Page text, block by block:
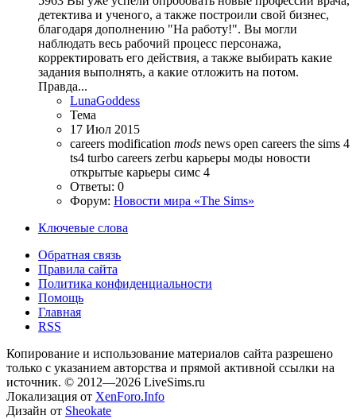
детектива и ученого, а также построили свой бизнес,
благодаря дополнению "На работу!". Вы могли
наблюдать весь рабочий процесс персонажа,
корректировать его действия, а также выбирать какие
задания выполнять, а какие отложить на потом.
Правда...
LunaGoddess
Тема
17 Июл 2015
careers modification mods news open careers the sims 4
ts4 turbo careers zerbu карьеры моды новости
открытые карьеры симс 4
Ответы: 0
Форум: Новости мира «The Sims»
Ключевые слова
Обратная связь
Правила сайта
Политика конфиденциальности
Помощь
Главная
RSS
Копирование и использование материалов сайта разрешено
только с указанием авторства и прямой активной ссылки на
источник. © 2012—2026 LiveSims.ru
Локализация от XenForo.Info
Дизайн от Sheokate